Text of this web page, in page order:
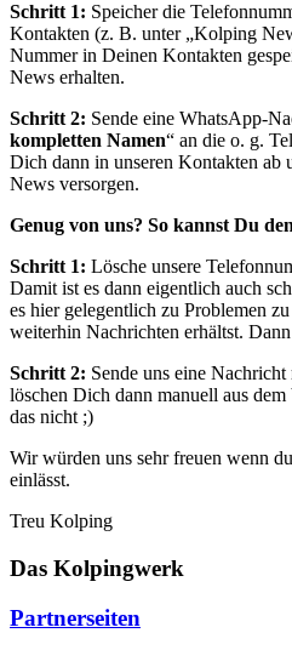
Schritt 1: Speicher die
Kontakten (z. B. unter „Kolping
Nummer in Deinen Kontakten
News erhalten.
Schritt 2: Sende eine WhatsApp-
kompletten Namen“ an die o. g.
Dich dann in unseren Kontakten ab
News versorgen.
Genug von uns? So kannst Du
Schritt 1: Lösche unsere
Damit ist es dann eigentlich auch
es hier gelegentlich zu Problemen
weiterhin Nachrichten erhältst.
Schritt 2: Sende uns eine
löschen Dich dann manuell aus
das nicht ;)
Wir würden uns sehr freuen wenn
einlässt.
Treu Kolping
Das Kolpingwerk
Partnerseiten